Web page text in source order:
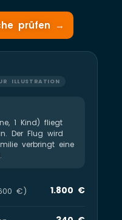
prüfen →
ILLUSTRATION
1 Kind) fliegt
Der Flug wird
verbringt eine
€) 1.800 €